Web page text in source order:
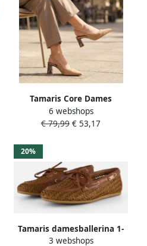
Tamaris Core Dames
Sandalen BEIGE
6 webshops
€ 79,99 € 53,17
20%
Tamaris damesballerina 1-
23611-46 372
3 webshops